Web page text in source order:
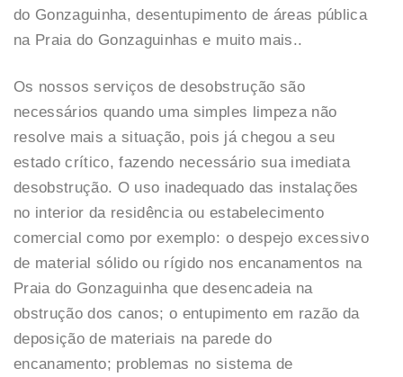
do Gonzaguinha, desentupimento de áreas pública
na Praia do Gonzaguinhas e muito mais..
Os nossos serviços de desobstrução são
necessários quando uma simples limpeza não
resolve mais a situação, pois já chegou a seu
estado crítico, fazendo necessário sua imediata
desobstrução. O uso inadequado das instalações
no interior da residência ou estabelecimento
comercial como por exemplo: o despejo excessivo
de material sólido ou rígido nos encanamentos na
Praia do Gonzaguinha que desencadeia na
obstrução dos canos; o entupimento em razão da
deposição de materiais na parede do
encanamento; problemas no sistema de